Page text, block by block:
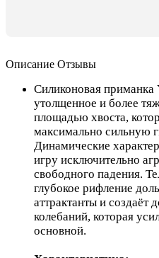
Описание Отзывы
Силиконовая приманка
утолщенное и более
площадью хвоста,
максимально сильную
Динамические
игру исключительно
свободного падения.
глубокое рифление
аттрактанты и создаёт
колебаний, которая
основной.